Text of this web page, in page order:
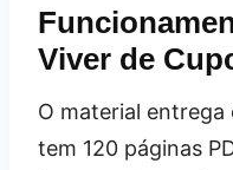
Viver de
O material entrega
tem 120 páginas